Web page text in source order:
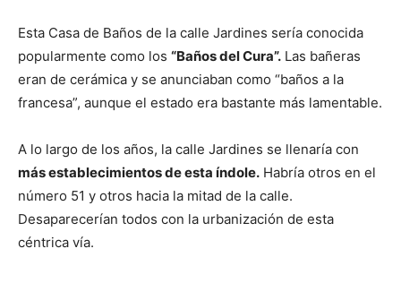
Esta Casa de Baños de la calle Jardines sería conocida
popularmente como los “Baños del Cura”. Las bañeras
eran de cerámica y se anunciaban como “baños a la
francesa”, aunque el estado era bastante más lamentable.
A lo largo de los años, la calle Jardines se llenaría con
más establecimientos de esta índole. Habría otros en el
número 51 y otros hacia la mitad de la calle.
Desaparecerían todos con la urbanización de esta
céntrica vía.